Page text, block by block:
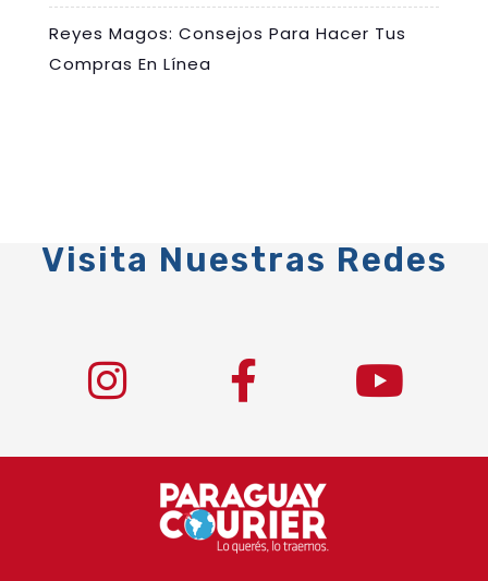
Reyes Magos: Consejos Para Hacer Tus
Compras En Línea
Visita Nuestras Redes